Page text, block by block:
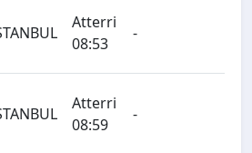
Atterri
08:53
-
Atterri
08:59
-